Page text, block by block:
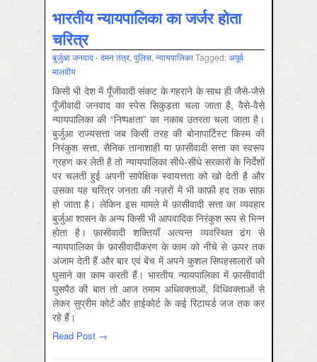
भारतीय न्यायपालिका का जर्जर होता
चरित्र
बुर्जुआ जनवाद - दमन तंत्र, पुलिस, न्‍यायपालिकाTagged:अपूर्व
मालवीय
किसी भी देश में पूँजीवादी संकट के गहराने के साथ ही जैसे-जैसे
पूँजीवादी जनवाद का स्पेस सिकुड़ता चला जाता है, वैसे-वैसे
न्यायपालिका की “निष्पक्षता” का नकाब उतरता चला जाता है।
बुर्जुआ राज्यसत्ता जब किसी तरह की बोनापार्टिस्ट किस्म की
निरंकुश सत्ता, सैनिक तानाशाही या फ़ासीवादी सत्ता का स्वरूप
ग्रहण कर लेती है तो न्यायपालिका सीधे-सीधे सरकारों के निर्देशों
पर चलती हुई अपनी सापेक्षिक स्वायत्तता को खो देती है और
उसका यह चरित्र जनता की नज़रों में भी काफ़ी हद तक साफ़
हो जाता है। लेकिन इस मामले में फ़ासीवादी सत्ता का व्यवहार
बुर्जुआ शासन के अन्य किसी भी आपवादिक निरंकुश रूप से भिन्न
होता है। फ़ासीवादी शक्तियाँ अत्यन्त व्यवस्थित ढंग से
न्यायपालिका के फ़ासीवादीकरण के काम को नीचे से ऊपर तक
अंजाम देती हैं और बार एवं बेंच में अपने कुशल सिपहसालारों को
घुसाने का काम करती हैं। भारतीय न्यायपालिका में फ़ासीवादी
घुसपैठ की बात तो आज तमाम अधिवक्ताओं, विधिवक्ताओं से
लेकर सुप्रीम कोर्ट और हाईकोर्ट के कई रिटायर्ड जज तक कर
रहे हैं।
Read Post →